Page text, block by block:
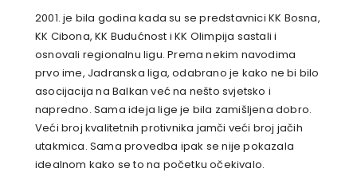
2001. je bila godina kada su se predstavnici KK Bosna,
KK Cibona, KK Budućnost i KK Olimpija sastali i
osnovali regionalnu ligu. Prema nekim navodima
prvo ime, Jadranska liga, odabrano je kako ne bi bilo
asocijacija na Balkan već na nešto svjetsko i
napredno. Sama ideja lige je bila zamišljena dobro.
Veći broj kvalitetnih protivnika jamči veći broj jačih
utakmica. Sama provedba ipak se nije pokazala
idealnom kako se to na početku očekivalo.